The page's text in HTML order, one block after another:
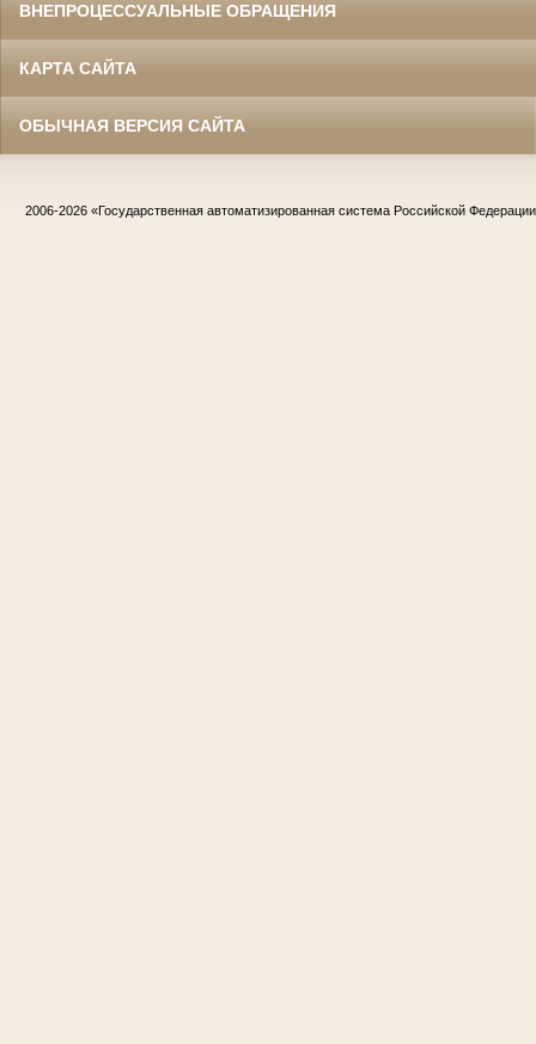
ВНЕПРОЦЕССУАЛЬНЫЕ ОБРАЩЕНИЯ
КАРТА САЙТА
ОБЫЧНАЯ ВЕРСИЯ САЙТА
2006-2026 «Государственная автоматизированная система Российской